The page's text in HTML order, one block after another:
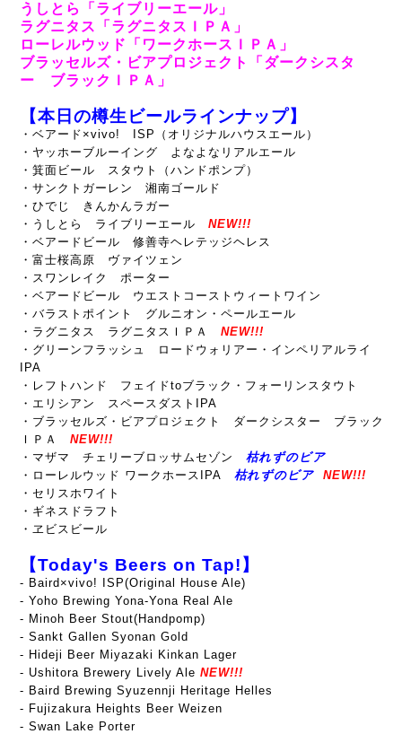
うしとら「ライブリーエール」
ラグニタス「ラグニタスＩＰＡ」
ローレルウッド「ワークホースＩＰＡ」
ブラッセルズ・ビアプロジェクト「ダークシスタ
ー ブラックＩＰＡ」
【本日の樽生ビールラインナップ】
・ベアード×vivo! ISP（オリジナルハウスエール）
・ヤッホーブルーイング よなよなリアルエール
・箕面ビール スタウト（ハンドポンプ）
・サンクトガーレン 湘南ゴールド
・ひでじ きんかんラガー
・うしとら ライブリーエール NEW!!!
・ベアードビール 修善寺ヘレテッジヘレス
・富士桜高原 ヴァイツェン
・スワンレイク ポーター
・ベアードビール ウエストコーストウィートワイン
・バラストポイント グルニオン・ペールエール
・ラグニタス ラグニタスＩＰＡ NEW!!!
・グリーンフラッシュ ロードウォリアー・インペリアルライ
IPA
・レフトハンド フェイドtoブラック・フォーリンスタウト
・エリシアン スペースダストIPA
・ブラッセルズ・ビアプロジェクト ダークシスター ブラック
ＩＰＡ NEW!!!
・マザマ チェリーブロッサムセゾン
枯れずのビア
・ローレルウッド ワークホースIPA 枯れずのビア NEW!!!
・セリスホワイト
・ギネスドラフト
・ヱビスビール
【Today's Beers on Tap!】
- Baird×vivo! ISP(Original House Ale)
- Yoho Brewing Yona-Yona Real Ale
- Minoh Beer Stout(Handpomp)
- Sankt Gallen Syonan Gold
- Hideji Beer Miyazaki Kinkan Lager
- Ushitora Brewery Lively Ale NEW!!!
- Baird Brewing Syuzennji Heritage Helles
- Fujizakura Heights Beer Weizen
- Swan Lake Porter